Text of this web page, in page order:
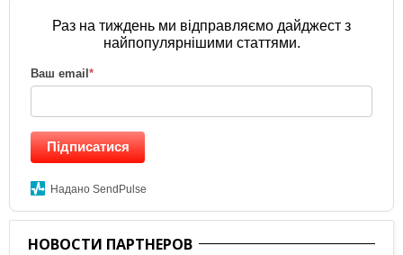
Раз на тиждень ми відправляємо дайджест з
найпопулярнішими статтями.
Ваш email*
Підписатися
Надано SendPulse
НОВОСТИ ПАРТНЕРОВ